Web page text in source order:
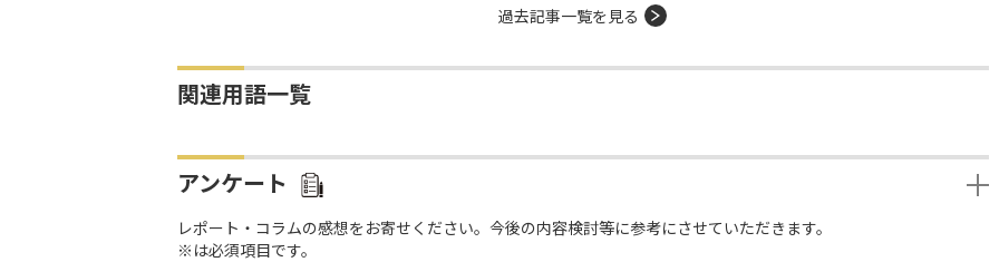
過去記事一覧を見る
関連用語一覧
アンケート
レポート・コラムの感想をお寄せください。今後の内容検討等に参考にさせていただきます。
※は必須項目です。